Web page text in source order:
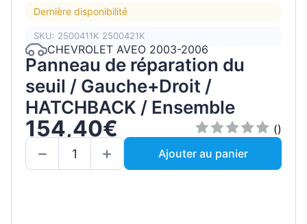
Dernière disponibilité
SKU: 2500411K 2500421K
CHEVROLET AVEO 2003-2006
Panneau de réparation du
seuil / Gauche+Droit /
HATCHBACK / Ensemble
154,40€
()
Ajouter au panier